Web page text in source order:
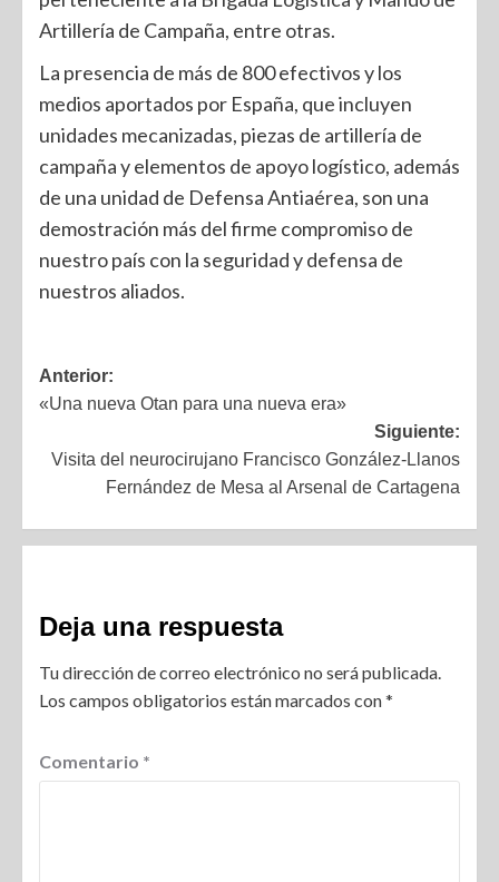
Artillería de Campaña, entre otras.
La presencia de más de 800 efectivos y los
medios aportados por España, que incluyen
unidades mecanizadas, piezas de artillería de
campaña y elementos de apoyo logístico, además
de una unidad de Defensa Antiaérea, son una
demostración más del firme compromiso de
nuestro país con la seguridad y defensa de
nuestros aliados.
Anterior:
«Una nueva Otan para una nueva era»
Siguiente:
Visita del neurocirujano Francisco González-Llanos
Fernández de Mesa al Arsenal de Cartagena
Deja una respuesta
Tu dirección de correo electrónico no será publicada.
Los campos obligatorios están marcados con*
Comentario *